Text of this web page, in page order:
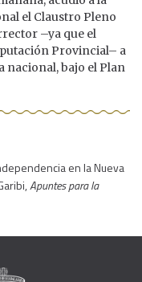
el Claustro Pleno
–ya que el
Provincial– a
nacional, bajo el Plan
en la Nueva
Apuntes para la